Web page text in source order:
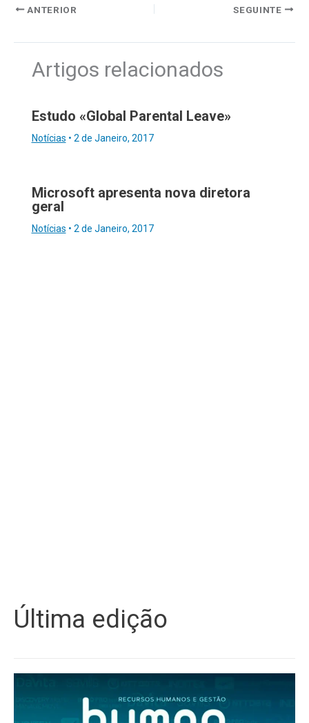
ANTERIOR SEGUINTE
Artigos relacionados
Estudo «Global Parental Leave»
Notícias • 2 de Janeiro, 2017
Microsoft apresenta nova diretora
geral
Notícias • 2 de Janeiro, 2017
Última edição